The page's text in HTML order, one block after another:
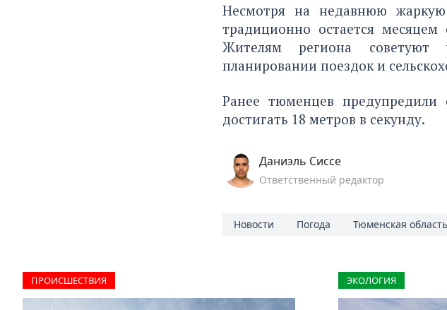
Несмотря на недавнюю
традиционно остается
Жителям региона советуют
планировании поездок и
Ранее тюменцев предупредили
достигать 18 метров в секунду.
Даниэль Сиссе
Ответственный редактор
Новости Погода Тюменская область
ПРОИCШЕСТВИЯ ЭКОЛОГИЯ